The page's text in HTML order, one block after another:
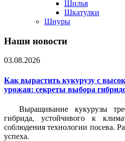
Шилья
Шкатулки
Шнуры
Наши новости
03.08.2026
Как вырастить кукурузу с
урожая: секреты выбора
Выращивание кукурузы
гибрида, устойчивого к
соблюдения технологии посева.
успеха.